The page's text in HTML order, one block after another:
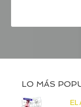
LO MÁS
EL